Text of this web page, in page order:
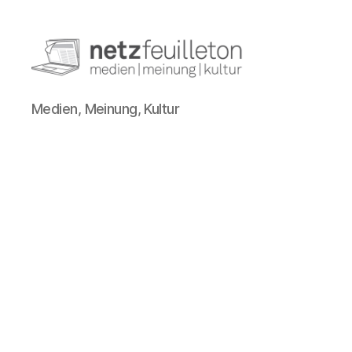
netzfeuilleton.de
Medien, Meinung, Kultur